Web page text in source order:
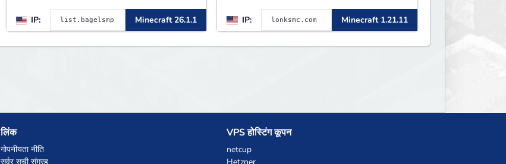
IP: Minecraft 26.1.1
Jobs, free rank progression,
and weekly events. We focus
on a friendly community,
balanced economy, and long-
IP: Minecraft 1.21.11
लिंक
गोपनीयता नीति
VPS होस्टिंग कूपन
netcup